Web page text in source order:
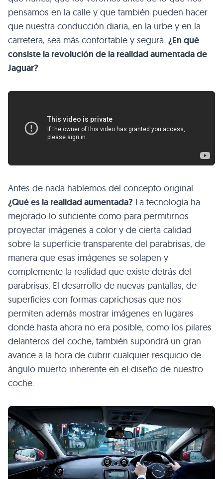
pensamos en la calle y que también pueden hacer
que nuestra conducción diaria, en la urbe y en la
carretera, sea más confortable y segura. ¿En qué
consiste la revolución de la realidad aumentada de
Jaguar?
Antes de nada hablemos del concepto original.
¿Qué es la realidad aumentada? La tecnología ha
mejorado lo suficiente como para permitirnos
proyectar imágenes a color y de cierta calidad
sobre la superficie transparente del parabrisas, de
manera que esas imágenes se solapen y
complemente la realidad que existe detrás del
parabrisas. El desarrollo de nuevas pantallas, de
superficies con formas caprichosas que nos
permiten además mostrar imágenes en lugares
donde hasta ahora no era posible, como los pilares
delanteros del coche, también supondrá un gran
avance a la hora de cubrir cualquier resquicio de
ángulo muerto inherente en el diseño de nuestro
coche.